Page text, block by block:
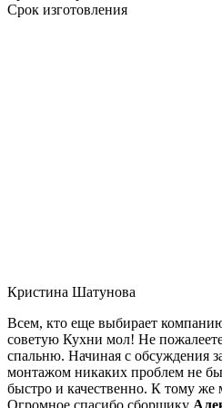
Срок изготовления
Кристина Шатунова
Всем, кто еще выбирает
советую Кухни мол! Не
спальню. Начиная с обсуждения
монтажом никаких проблем не
быстро и качественно. К тому же
Огромное спасибо сборщику